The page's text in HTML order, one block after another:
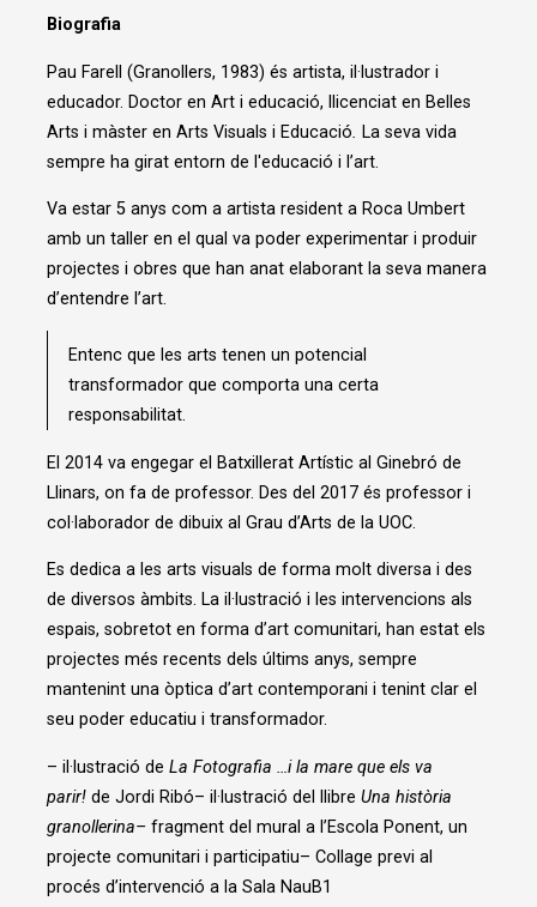
Biografia
Pau Farell (Granollers, 1983) és artista, il·lustrador i
educador. Doctor en Art i educació, llicenciat en Belles
Arts i màster en Arts Visuals i Educació. La seva vida
sempre ha girat entorn de l'educació i l’art.
Va estar 5 anys com a artista resident a Roca Umbert
amb un taller en el qual va poder experimentar i produir
projectes i obres que han anat elaborant la seva manera
d’entendre l’art.
Entenc que les arts tenen un potencial
transformador que comporta una certa
responsabilitat.
El 2014 va engegar el Batxillerat Artístic al Ginebró de
Llinars, on fa de professor. Des del 2017 és professor i
col·laborador de dibuix al Grau d’Arts de la UOC.
Es dedica a les arts visuals de forma molt diversa i des
de diversos àmbits. La il·lustració i les intervencions als
espais, sobretot en forma d’art comunitari, han estat els
projectes més recents dels últims anys, sempre
mantenint una òptica d’art contemporani i tenint clar el
seu poder educatiu i transformador.
– il·lustració de La Fotografia …i la mare que els va
parir! de Jordi Ribó– il·lustració del llibre Una història
granollerina– fragment del mural a l’Escola Ponent, un
projecte comunitari i participatiu– Collage previ al
procés d’intervenció a la Sala NauB1